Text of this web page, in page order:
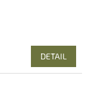
DETAIL